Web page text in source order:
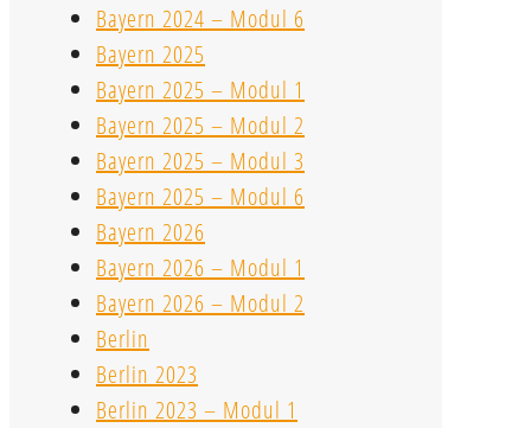
Bayern 2024 – Modul 6
Bayern 2025
Bayern 2025 – Modul 1
Bayern 2025 – Modul 2
Bayern 2025 – Modul 3
Bayern 2025 – Modul 6
Bayern 2026
Bayern 2026 – Modul 1
Bayern 2026 – Modul 2
Berlin
Berlin 2023
Berlin 2023 – Modul 1